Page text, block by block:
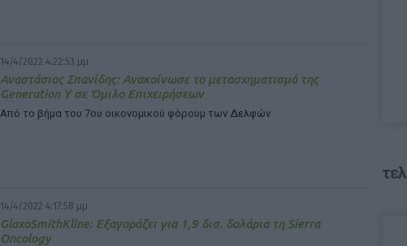
14/4/2022 4:22:53 μμ
Αναστάσιος Σπανίδης: Ανακοίνωσε το μετασχηματισμό της
Generation Y σε Όμιλο Επιχειρήσεων
Από το βήμα του 7ου οικονομικού φόρουμ των Δελφών
14/4/2022 4:17:58 μμ
GlaxoSmithKline: Εξαγοράζει για 1,9 δισ. δολάρια τη Sierra
Oncology